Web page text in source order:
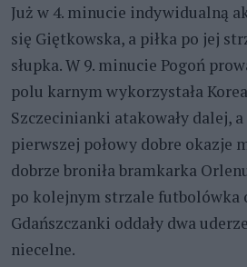
Już w 4. minucie indywidualną
się Giętkowska, a piłka po jej
słupka. W 9. minucie Pogoń
polu karnym wykorzystała
Szczecinianki atakowały dalej,
pierwszej połowy dobre okazje
dobrze broniła bramkarka
po kolejnym strzale futbolówka
Gdańszczanki oddały dwa
niecelne.